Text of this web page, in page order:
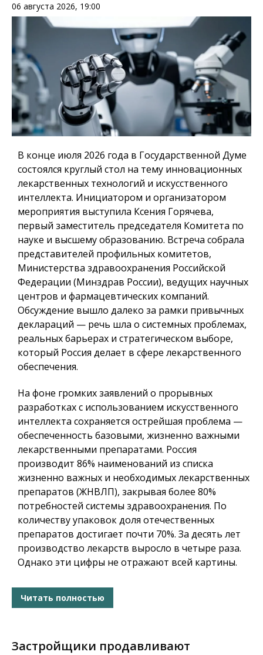
06 августа 2026, 19:00
В конце июля 2026 года в Государственной Думе
состоялся круглый стол на тему инновационных
лекарственных технологий и искусственного
интеллекта. Инициатором и организатором
мероприятия выступила Ксения Горячева,
первый заместитель председателя Комитета по
науке и высшему образованию. Встреча собрала
представителей профильных комитетов,
Министерства здравоохранения Российской
Федерации (Минздрав России), ведущих научных
центров и фармацевтических компаний.
Обсуждение вышло далеко за рамки привычных
деклараций — речь шла о системных проблемах,
реальных барьерах и стратегическом выборе,
который Россия делает в сфере лекарственного
обеспечения.
На фоне громких заявлений о прорывных
разработках с использованием искусственного
интеллекта сохраняется острейшая проблема —
обеспеченность базовыми, жизненно важными
лекарственными препаратами. Россия
производит 86% наименований из списка
жизненно важных и необходимых лекарственных
препаратов (ЖНВЛП), закрывая более 80%
потребностей системы здравоохранения. По
количеству упаковок доля отечественных
препаратов достигает почти 70%. За десять лет
производство лекарств выросло в четыре раза.
Однако эти цифры не отражают всей картины.
Читать полностью
Застройщики продавливают